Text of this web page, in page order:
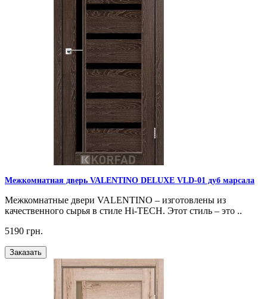
Межкомнатная дверь VALENTINO DELUXE VLD-01 дуб марсала
Межкомнатные двери VALENTINO – изготовлены из
качественного сырья в стиле Hi-TECH. Этот стиль – это ..
5190 грн.
Заказать